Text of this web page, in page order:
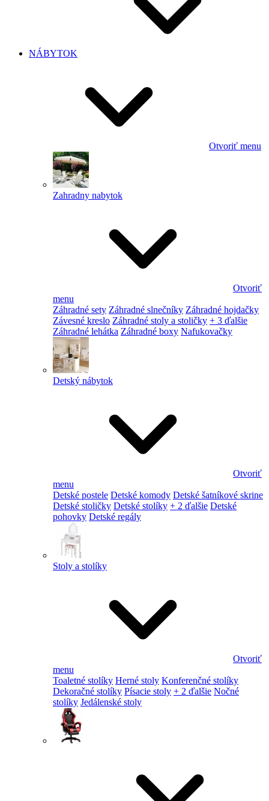
NÁBYTOK
Otvoriť menu
Zahradny nabytok
Otvoriť
menu
Záhradné sety Záhradné slnečníky Záhradné hojdačky
Závesné kreslo Záhradné stoly a stoličky + 3 ďalšie
Záhradné lehátka Záhradné boxy Nafukovačky
Detský nábytok
Otvoriť
menu
Detské postele Detské komody Detské šatníkové skrine
Detské stoličky Detské stolíky + 2 ďalšie Detské
pohovky Detské regály
Stoly a stolíky
Otvoriť
menu
Toaletné stolíky Herné stoly Konferenčné stolíky
Dekoračné stolíky Písacie stoly + 2 ďalšie Nočné
stolíky Jedálenské stoly